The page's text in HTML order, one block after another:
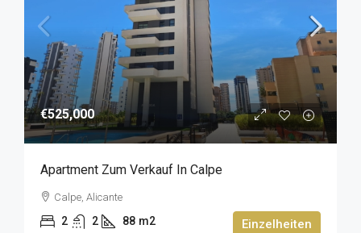
€525,000
Apartment Zum Verkauf In Calpe
Calpe, Alicante
2 2 88 m2 Einzelheiten